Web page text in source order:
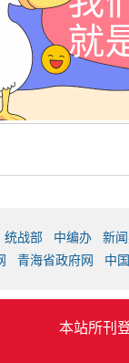
统战部 中编办 新
青海省政府网 中
本站所刊